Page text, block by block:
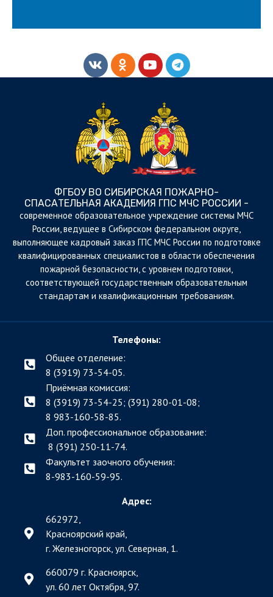
ФГБОУ ВО СИБИРСКАЯ ПОЖАРНО-
СПАСАТЕЛЬНАЯ АКАДЕМИЯ ГПС МЧС РОССИИ -
cовременное образовательное учреждение системы МЧС
России, ведущее в Сибирском федеральном округе,
выполняющее кадровый заказ ГПС МЧС России по подготовке
квалифицированных специалистов в области обеспечения
пожарной безопасности, с уровнем подготовки,
соответствующей государственным образовательным
стандартам и квалификационным требованиям.
Телефоны:
Общее отделение:
8 (3919) 73-54-05.
Приёмная комиссия:
8 (3919) 73-54-25; (391) 280-01-08;
8 983-160-58-85.
Доп. профессиональное образование:
8 (391) 250-11-74.
Факультет заочного обучения:
8-983-160-59-95.
Адрес:
662972,
Красноярский край,
г. Железногорск, ул. Северная, 1.
660079 г. Красноярск,
ул. 60 лет Октября, 97.